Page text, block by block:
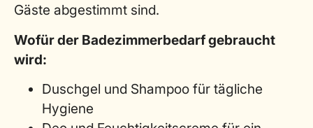
Gäste abgestimmt sind.
Wofür der Badezimmerbedarf gebraucht
wird:
Duschgel und Shampoo für tägliche
Hygiene